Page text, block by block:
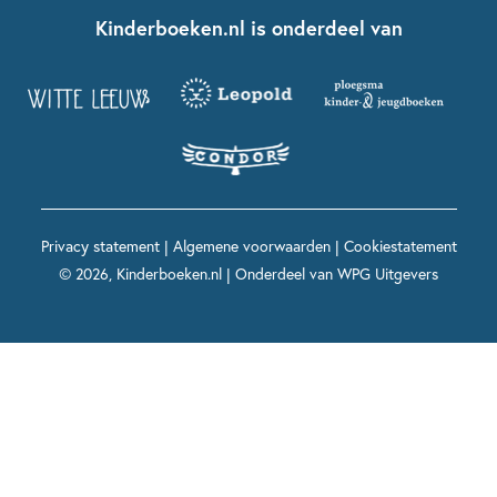
Kinderboeken diversiteit
Grappige kinderboeken
Spannende kinderboeken
Boekentips 12+ jaar
Voor volwassenen
Spekkie en Sproet
Maxi & Helium
Voor het onderwijs
Kinderboeken.nl is onderdeel van
Privacy statement| Algemene voorwaarden| Cookiestatement
© 2026, Kinderboeken.nl | Onderdeel van WPG Uitgevers